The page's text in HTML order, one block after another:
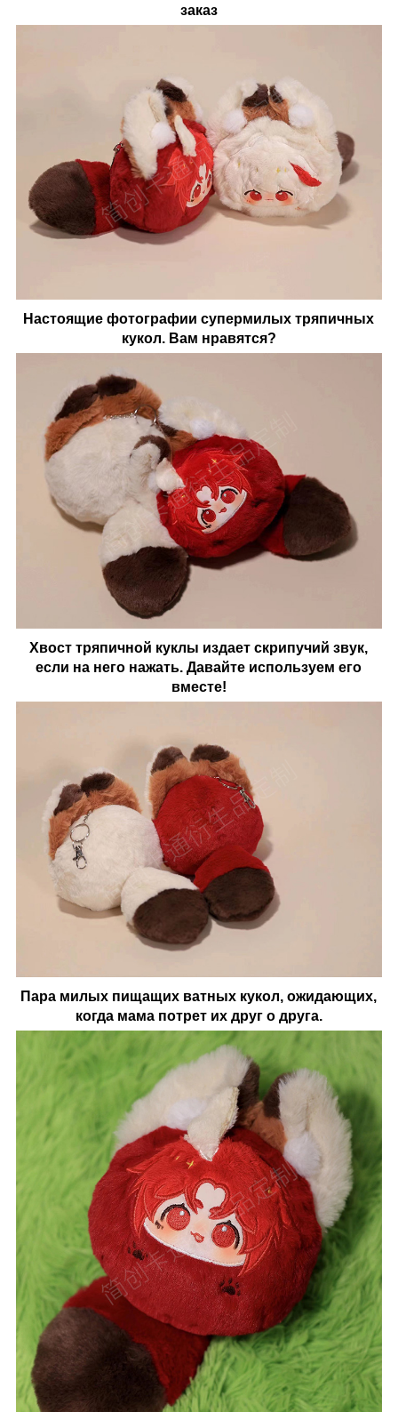
заказ
Настоящие фотографии супермилых тряпичных
кукол. Вам нравятся?
Хвост тряпичной куклы издает скрипучий звук,
если на него нажать. Давайте используем его
вместе!
Пара милых пищащих ватных кукол, ожидающих,
когда мама потрет их друг о друга.